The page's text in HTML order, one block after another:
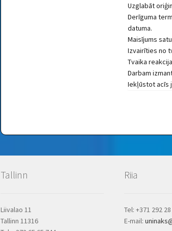
Uzglabāt
Derīguma
datuma.
Maisījums
Izvairīties no
Tvaika
Darbam
Iekļūstot acīs
Tallinn
Liivalao 11
Tallinn 11316
Riia
Tel: +371 292
E-mail: